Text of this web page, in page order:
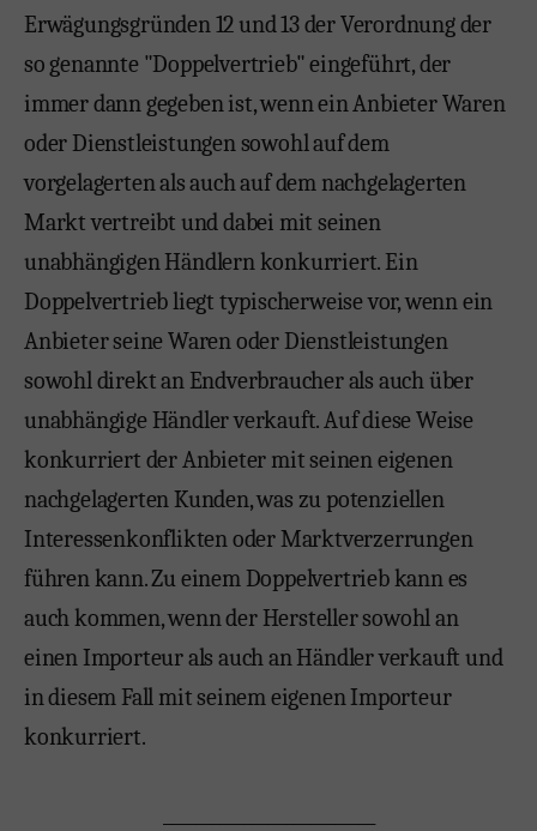
Erwägungsgründen 12 und 13 der Verordnung der
so genannte "Doppelvertrieb" eingeführt, der
immer dann gegeben ist, wenn ein Anbieter Waren
oder Dienstleistungen sowohl auf dem
vorgelagerten als auch auf dem nachgelagerten
Markt vertreibt und dabei mit seinen
unabhängigen Händlern konkurriert. Ein
Doppelvertrieb liegt typischerweise vor, wenn ein
Anbieter seine Waren oder Dienstleistungen
sowohl direkt an Endverbraucher als auch über
unabhängige Händler verkauft. Auf diese Weise
konkurriert der Anbieter mit seinen eigenen
nachgelagerten Kunden, was zu potenziellen
Interessenkonflikten oder Marktverzerrungen
führen kann. Zu einem Doppelvertrieb kann es
auch kommen, wenn der Hersteller sowohl an
einen Importeur als auch an Händler verkauft und
in diesem Fall mit seinem eigenen Importeur
konkurriert.